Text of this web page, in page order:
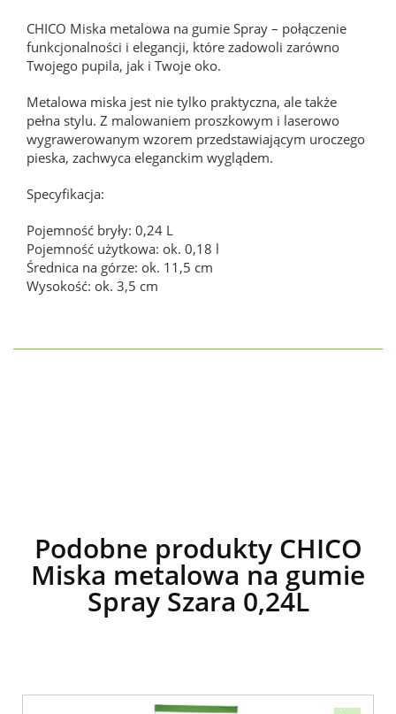
CHICO Miska metalowa na gumie Spray – połączenie
funkcjonalności i elegancji, które zadowoli zarówno
Twojego pupila, jak i Twoje oko.
Metalowa miska jest nie tylko praktyczna, ale także
pełna stylu. Z malowaniem proszkowym i laserowo
wygrawerowanym wzorem przedstawiającym uroczego
pieska, zachwyca eleganckim wyglądem.
Specyfikacja:
Pojemność bryły: 0,24 L
Pojemność użytkowa: ok. 0,18 l
Średnica na górze: ok. 11,5 cm
Wysokość: ok. 3,5 cm
Podobne produkty CHICO
Miska metalowa na gumie
Spray Szara 0,24L